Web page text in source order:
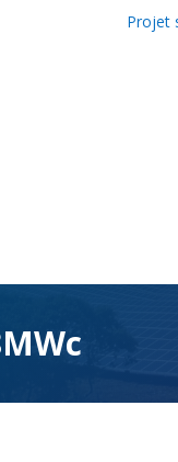
Projet